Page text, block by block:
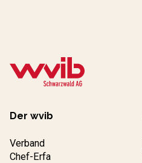
Der wvib
Verband
Chef-Erfa